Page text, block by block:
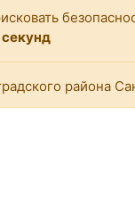
секунд
района